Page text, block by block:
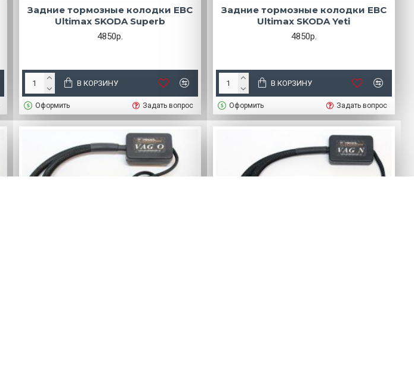
Задние тормозные колодки EBC
Ultimax SKODA Superb
4850р.
В КОРЗИНУ
Оформить Задать вопрос
Задние тормозные колодки EBC
Ultimax SKODA Yeti
4850р.
В КОРЗИНУ
Оформить Задать вопрос